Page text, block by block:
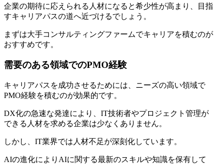
企業の期待に応えられる人材になると希少性が高まり、目指
すキャリアパスの道へ近づけるでしょう。
まずは大手コンサルティングファームでキャリアを積むのが
おすすめです。
需要のある領域でのPMO経験
キャリアパスを成功させるためには、 ニーズの高い領域で
PMO経験を積むのが効果的です。
DX化の急速な発達により、IT技術者やプロジェクト管理が
できる人材を求める企業は少なくありません。
しかし、IT業界では人材不足が深刻化しています。
AIの進化によりAIに関する最新のスキルや知識を保有して